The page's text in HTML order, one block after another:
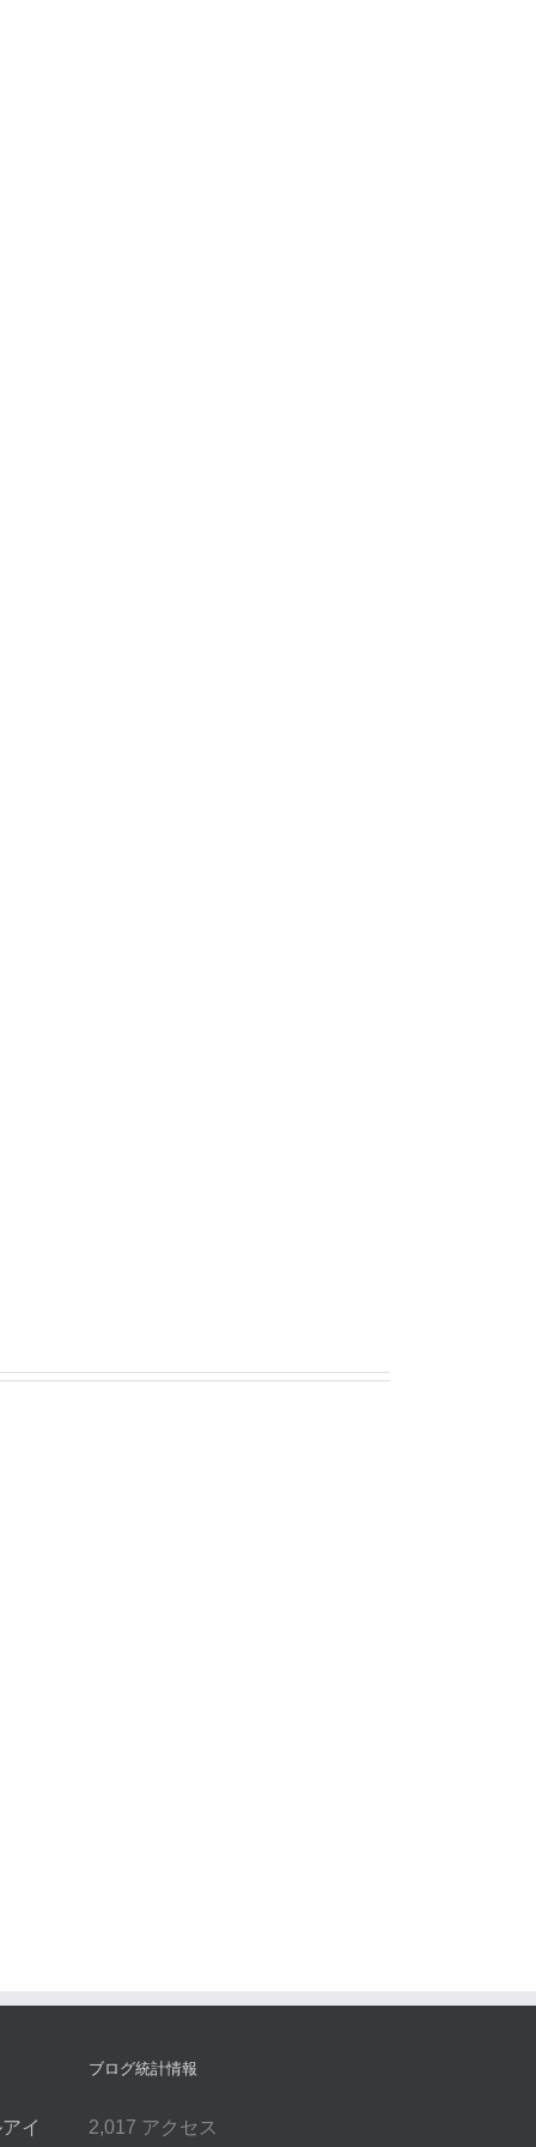
イ
ブログ統計情報
2,017 アクセス